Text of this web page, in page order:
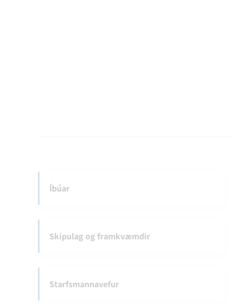
Íbúar
Skipulag og framkvæmdir
Starfsmannavefur